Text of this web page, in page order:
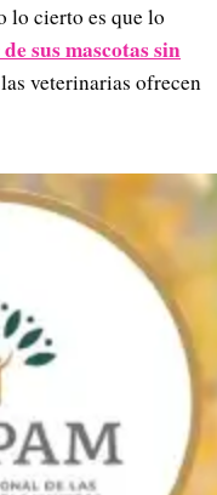
lo cierto es que lo
sus mascotas sin
veterinarias ofrecen